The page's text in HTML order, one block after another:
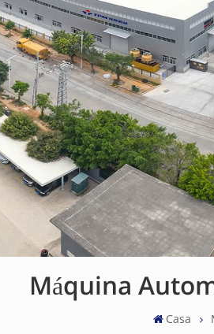
Máquina
Casa